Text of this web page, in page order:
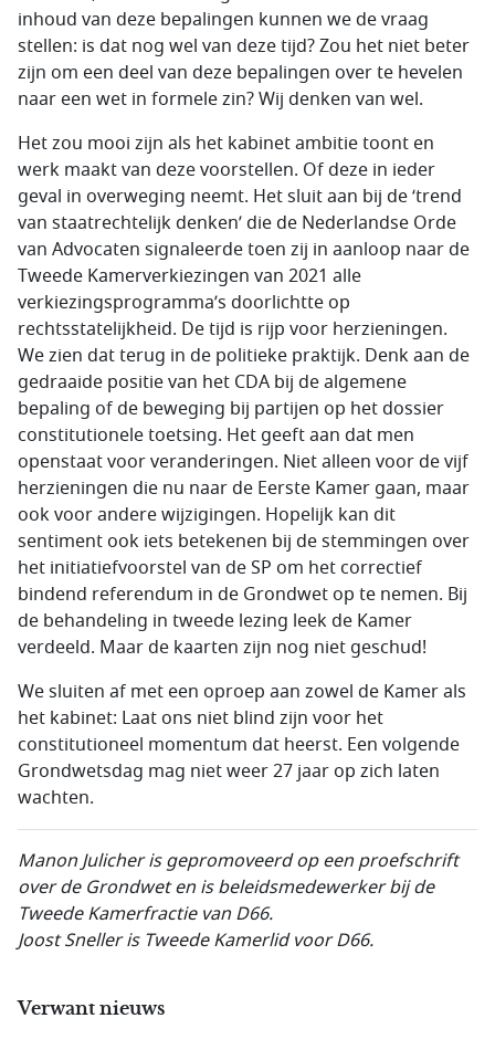
inhoud van deze bepalingen kunnen we de vraag
stellen: is dat nog wel van deze tijd? Zou het niet beter
zijn om een deel van deze bepalingen over te hevelen
naar een wet in formele zin? Wij denken van wel.
Het zou mooi zijn als het kabinet ambitie toont en
werk maakt van deze voorstellen. Of deze in ieder
geval in overweging neemt. Het sluit aan bij de ‘trend
van staatrechtelijk denken’ die de Nederlandse Orde
van Advocaten signaleerde toen zij in aanloop naar de
Tweede Kamerverkiezingen van 2021 alle
verkiezingsprogramma’s doorlichtte op
rechtsstatelijkheid. De tijd is rijp voor herzieningen.
We zien dat terug in de politieke praktijk. Denk aan de
gedraaide positie van het CDA bij de algemene
bepaling of de beweging bij partijen op het dossier
constitutionele toetsing. Het geeft aan dat men
openstaat voor veranderingen. Niet alleen voor de vijf
herzieningen die nu naar de Eerste Kamer gaan, maar
ook voor andere wijzigingen. Hopelijk kan dit
sentiment ook iets betekenen bij de stemmingen over
het initiatiefvoorstel van de SP om het correctief
bindend referendum in de Grondwet op te nemen. Bij
de behandeling in tweede lezing leek de Kamer
verdeeld. Maar de kaarten zijn nog niet geschud!
We sluiten af met een oproep aan zowel de Kamer als
het kabinet: Laat ons niet blind zijn voor het
constitutioneel momentum dat heerst. Een volgende
Grondwetsdag mag niet weer 27 jaar op zich laten
wachten.
Manon Julicher is gepromoveerd op een proefschrift
over de Grondwet en is beleidsmedewerker bij de
Tweede Kamerfractie van D66.
Joost Sneller is Tweede Kamerlid voor D66.
Verwant nieuws